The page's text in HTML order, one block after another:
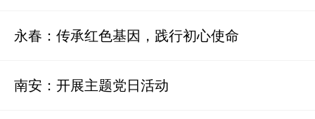
永春：传承红色基因，践行初心使命
南安：开展主题党日活动